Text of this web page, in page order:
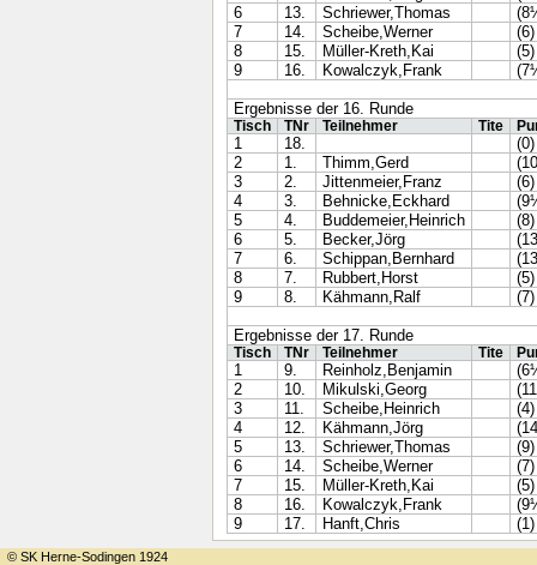
6
13. Schriewer,Thomas
7
14. Scheibe,Werner
(6)
8
15. Müller-Kreth,Kai
(5)
9
16. Kowalczyk,Frank
Ergebnisse der 16. Runde
Tisch TNr Teilnehmer Tite
1 18.
(0)
2
1. Thimm,Gerd
3
2. Jittenmeier,Franz
(6)
4
3. Behnicke,Eckhard
5
4. Buddemeier,Heinrich
(8)
6
5. Becker,Jörg
7
6. Schippan,Bernhard
8
7. Rubbert,Horst
(5)
9
8. Kähmann,Ralf (7)
Ergebnisse der 17. Runde
Tisch TNr Teilnehmer Tite
1 9. Reinholz,Benjamin
2
10. Mikulski,Georg
3
11. Scheibe,Heinrich
(4)
4
12. Kähmann,Jörg
5
13. Schriewer,Thomas
(9)
6
14. Scheibe,Werner
(7)
7
15. Müller-Kreth,Kai
(5)
8
16. Kowalczyk,Frank
9
17. Hanft,Chris (1)
© SK Herne-Sodingen 1924